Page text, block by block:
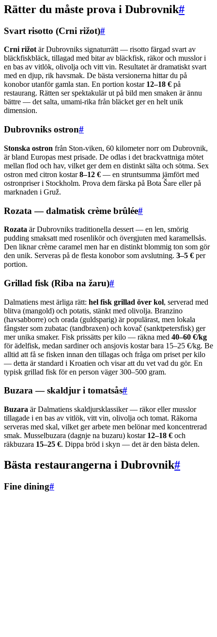
Rätter du måste prova i Dubrovnik#
Svart risotto (Crni rižot)#
Crni rižot är Dubrovniks signaturrätt — risotto färgad svart av
bläckfiskbläck, tillagad med bitar av bläckfisk, räkor och musslor i
en bas av vitlök, olivolja och vitt vin. Resultatet är dramatiskt svart
med en djup, rik havsmak. De bästa versionerna hittar du på
konobor utanför gamla stan. En portion kostar 12–18 € på
restaurang. Rätten ser spektakulär ut på bild men smaken är ännu
bättre — det salta, umami-rika från bläcket ger en helt unik
dimension.
Dubrovniks ostron#
Stonska ostron från Ston-viken, 60 kilometer norr om Dubrovnik,
är bland Europas mest prisade. De odlas i det brackvattniga mötet
mellan flod och hav, vilket ger dem en distinkt sälta och sötma. Sex
ostron med citron kostar8–12 € — en struntsumma jämfört med
ostronpriser i Stockholm. Prova dem färska på Bota Šare eller på
marknaden i Gruž.
Rozata — dalmatisk crème brûlée#
Rozata är Dubrovniks traditionella dessert — en len, smörig
pudding smaksatt med rosenlikör och övergjuten med karamellsås.
Den liknar crème caramel men har en distinkt blommig ton som gör
den unik. Serveras på de flesta konobor som avslutning. 3–5 € per
portion.
Grillad fisk (Riba na žaru)#
Dalmatiens mest ärliga rätt: hel fisk grillad över kol, serverad med
blitva (mangold) och potatis, stänkt med olivolja. Branzino
(havsabborre) och orada (guldsparig) är populärast, men lokala
fångster som zubatac (tandbraxen) och kovač (sanktpetersfisk) ger
mer unika smaker. Fisk prissätts per kilo — räkna med 40–60 €/kg
för ädelfisk, medan sardiner och ansjovis kostar bara 15–25 €/kg. Be
alltid att få se fisken innan den tillagas och fråga om priset per kilo
— detta är standard i Kroatien och visar att du vet vad du gör. En
typisk grillad fisk för en person väger 300–500 gram.
Buzara — skaldjur i tomatsås#
Buzara är Dalmatiens skaldjursklassiker — räkor eller musslor
tillagade i en bas av vitlök, vitt vin, olivolja och tomat. Räkorna
serveras med skal, vilket ger arbete men belönar med koncentrerad
smak. Musselbuzara (dagnje na buzaru) kostar 12–18 € och
räkbuzara 15–25 €. Dippa bröd i skyn — det är den bästa delen.
Bästa restaurangerna i Dubrovnik#
Fine dining#